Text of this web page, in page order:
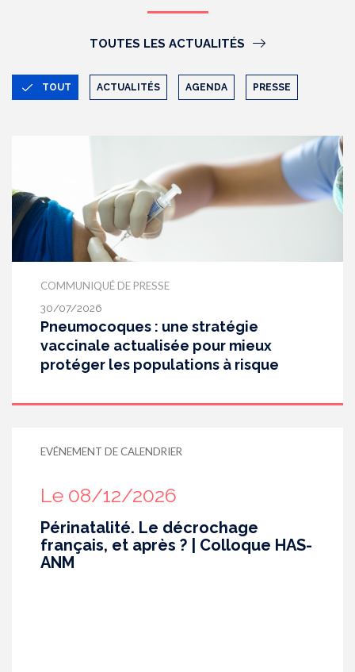
TOUTES LES ACTUALITÉS
TOUT ACTUALITÉS AGENDA PRESSE
COMMUNIQUÉ DE PRESSE
30/07/2026
Pneumocoques : une stratégie
vaccinale actualisée pour mieux
protéger les populations à risque
EVÉNEMENT DE CALENDRIER
Le 08/12/2026
Périnatalité. Le décrochage
français, et après ? | Colloque HAS-
ANM